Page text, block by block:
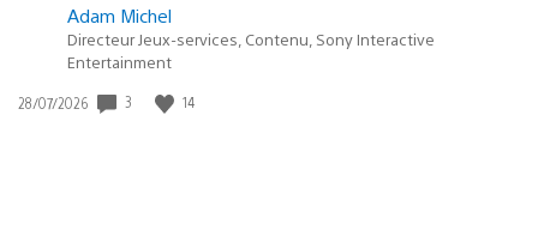
Adam Michel
Directeur Jeux-services, Contenu, Sony Interactive
Entertainment
Date
28/07/2026 3 14